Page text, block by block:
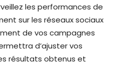
les performances de
sur les réseaux sociaux
de vos campagnes
d’ajuster vos
résultats obtenus et